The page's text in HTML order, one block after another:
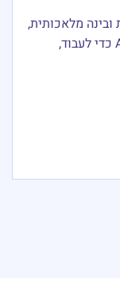
מלאכותית,
ומציעה דרך נגישה ומעשית להשתמש ב-AI כדי לעבוד,